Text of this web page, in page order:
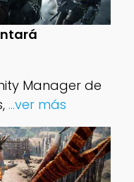
Manager de
...ver más